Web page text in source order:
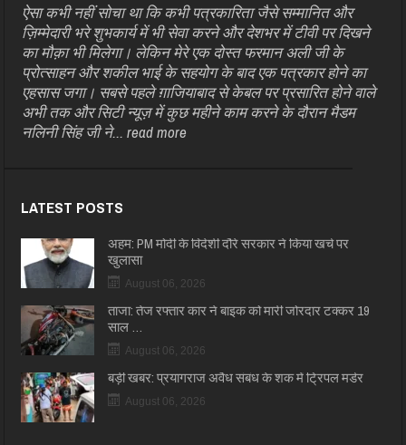
ऐसा कभी नहीं सोचा था कि कभी पत्रकारिता जैसे सम्मानित और
ज़िम्मेदारी भरे शुभकार्य में भी सेवा करने और देशभर में टीवी पर दिखने
का मौक़ा भी मिलेगा। लेकिन मेरे एक दोस्त फरमान अली जी के
प्रोत्साहन और शकील भाई के सहयोग के बाद एक पत्रकार होने का
एहसास जगा। सबसे पहले ग़ाजियाबाद से केबल पर प्रसारित होने वाले
अभी तक और सिटी न्यूज़ में कुछ महीने काम करने के दौरान मैडम
नलिनी सिंह जी ने...read more
LATEST POSTS
अहम: PM मोदी के विदेशी दौरे सरकार ने किया खर्च पर
खुलासा
August 06, 2026
ताजा: तेज रफ्तार कार ने बाइक को मारी जोरदार टक्कर 19
साल …
August 06, 2026
बड़ी खबर: प्रयागराज अवैध संबंध के शक में ट्रिपल मर्डर
August 06, 2026